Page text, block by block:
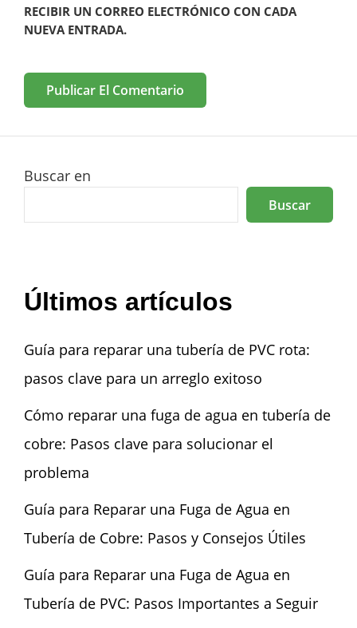
RECIBIR UN CORREO ELECTRÓNICO CON CADA
NUEVA ENTRADA.
Buscar en
Buscar
Últimos artículos
Guía para reparar una tubería de PVC rota:
pasos clave para un arreglo exitoso
Cómo reparar una fuga de agua en tubería de
cobre: Pasos clave para solucionar el
problema
Guía para Reparar una Fuga de Agua en
Tubería de Cobre: Pasos y Consejos Útiles
Guía para Reparar una Fuga de Agua en
Tubería de PVC: Pasos Importantes a Seguir